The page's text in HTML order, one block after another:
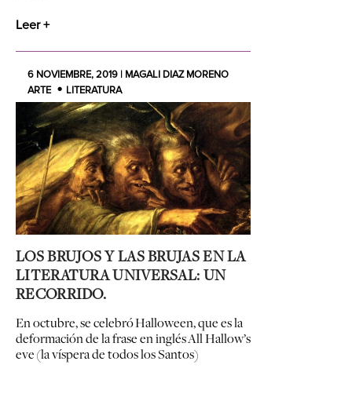
Leer +
6 NOVIEMBRE, 2019 | MAGALI DIAZ MORENO
ARTE
LITERATURA
LOS BRUJOS Y LAS BRUJAS EN LA
LITERATURA UNIVERSAL: UN
RECORRIDO.
En octubre, se celebró Halloween, que es la
deformación de la frase en inglés All Hallow’s
eve (la víspera de todos los Santos)